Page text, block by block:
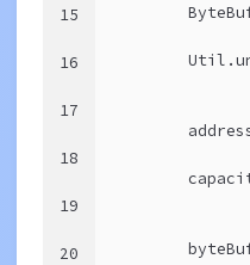
15
16
17
18
19
20